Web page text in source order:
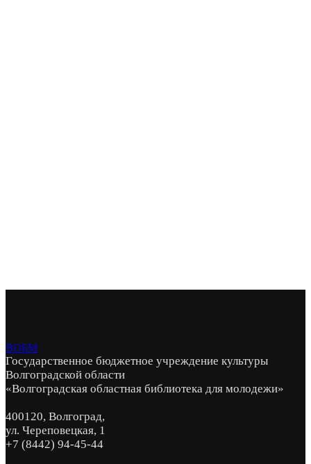
ВОБМ
Государственное бюджетное учреждение культуры
Волгоградской области
«Волгоградская областная библиотека для молодежи»
400120, Волгоград,
ул. Череповецкая, 1
+7 (8442) 94-45-44